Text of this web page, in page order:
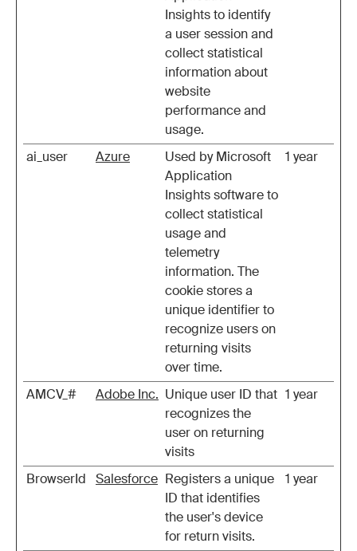
Insights to identify
a user session and
collect statistical
information about
website
performance and
usage.
ai_user Azure
Used by Microsoft
Application
Insights software to
collect statistical
usage and
telemetry
information. The
cookie stores a
unique identifier to
recognize users on
returning visits
over time.
1 year
AMCV_# Adobe Inc. Unique user ID that
recognizes the
user on returning
visits
1 year
BrowserId Salesforce Registers a unique
ID that identifies
the user's device
for return visits.
1 year